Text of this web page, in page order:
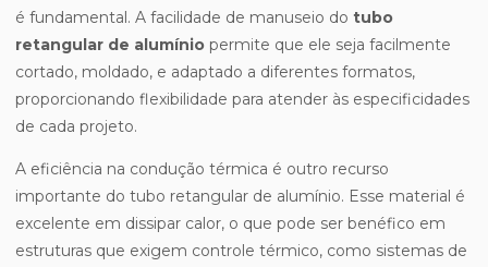
é fundamental. A facilidade de manuseio do tubo
retangular de alumínio permite que ele seja facilmente
cortado, moldado, e adaptado a diferentes formatos,
proporcionando flexibilidade para atender às especificidades
de cada projeto.
A eficiência na condução térmica é outro recurso
importante do tubo retangular de alumínio. Esse material é
excelente em dissipar calor, o que pode ser benéfico em
estruturas que exigem controle térmico, como sistemas de